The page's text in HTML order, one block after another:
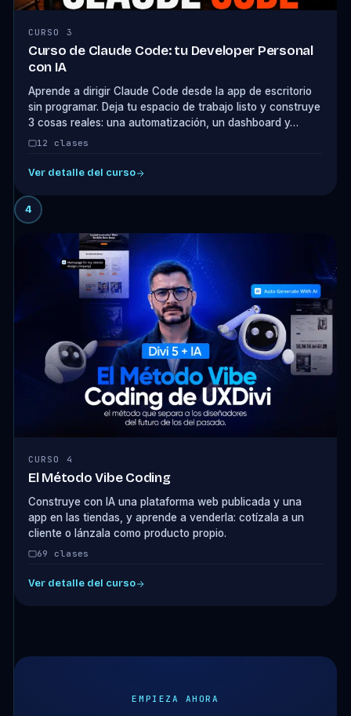
CURSO 3
Curso de Claude Code: tu Developer Personal
con IA
Aprende a dirigir Claude Code desde la app de escritorio
sin programar. Deja tu espacio de trabajo listo y construye
3 cosas reales: una automatización, un dashboard y…
12 clases
Ver detalle del curso
4
CURSO 4
El Método Vibe Coding
Construye con IA una plataforma web publicada y una
app en las tiendas, y aprende a venderla: cotízala a un
cliente o lánzala como producto propio.
69 clases
Ver detalle del curso
EMPIEZA AHORA